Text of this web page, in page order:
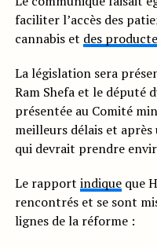
faciliter l’accès des
cannabis et des
La législation sera
Ram Shefa et le député
présentée au Comité
meilleurs délais et
qui devrait prendre
Le rapport indiqueque
rencontrés et se sont
lignes de la réforme :